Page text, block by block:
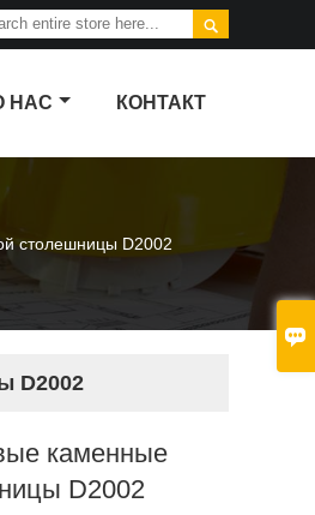


НАС КОНТАКТ
столешницы D2002
D2002
каменные
D2002